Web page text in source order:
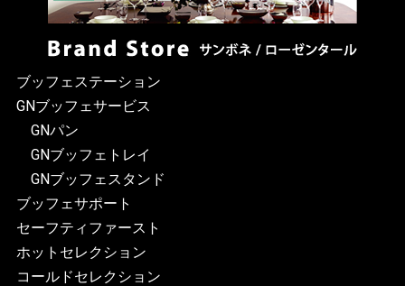
ブッフェステーション
GNブッフェサービス
GNパン
GNブッフェトレイ
GNブッフェスタンド
ブッフェサポート
セーフティファースト
ホットセレクション
コールドセレクション